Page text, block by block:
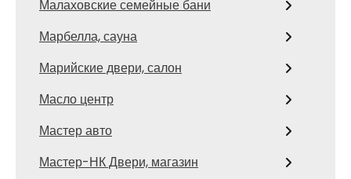
Малаховские семейные бани
Марбелла, сауна
Марийские двери, салон
Масло центр
Мастер авто
Мастер-НК Двери, магазин